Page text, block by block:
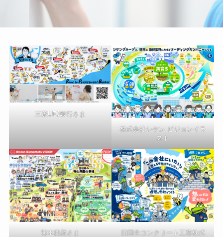
三菱UFJ銀行さま
株式会社シケン ビジョンイラ
スト
熊本日産さま
四国生コンクリート工業株式